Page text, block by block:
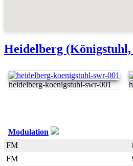
Heidelberg (Königstuhl,
heidelberg-koenigstuhl-swr-001
Modulation
FM
FM